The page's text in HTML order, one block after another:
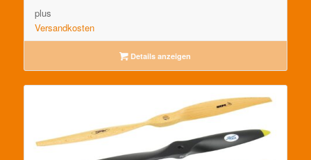
plus
Versandkosten
Details anzeigen